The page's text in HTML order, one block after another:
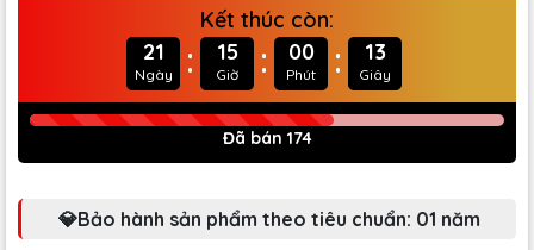
Kết thúc còn:
21
Ngày : 15
Giờ : 00
Phút : 11
Giây
Đã bán 174
💎Bảo hành sản phẩm theo tiêu chuẩn: 01 năm